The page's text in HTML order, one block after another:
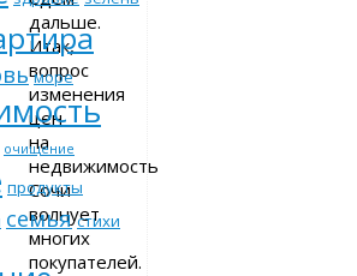
дальше.
Итак,
вопрос
изменения
цен
на
недвижимость
Сочи
волнует
многих
покупателей.
море
очищение
продукты
семья стихи